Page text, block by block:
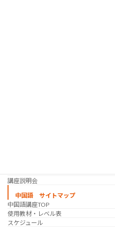
講座説明会
中国語 サイトマップ
中国語講座TOP
使用教材・レベル表
スケジュール